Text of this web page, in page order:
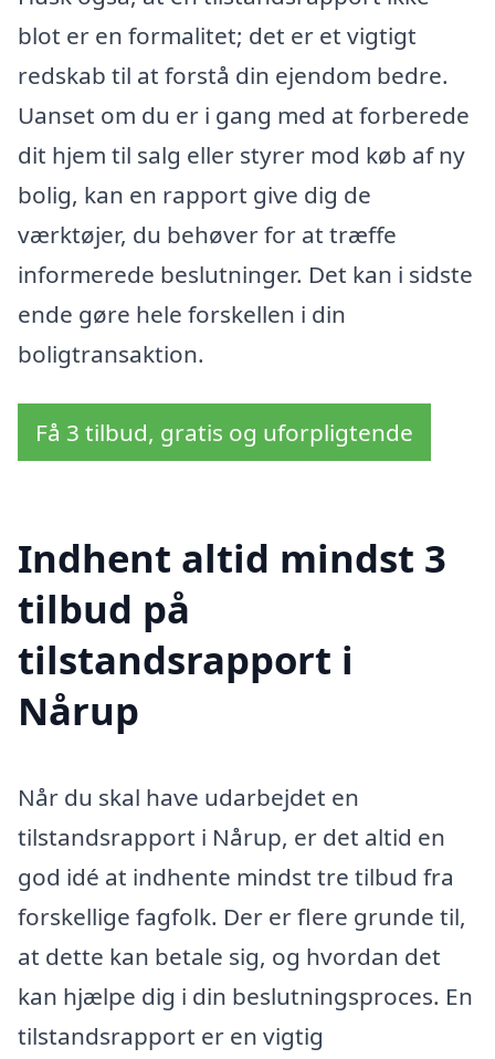
blot er en formalitet; det er et vigtigt
redskab til at forstå din ejendom bedre.
Uanset om du er i gang med at forberede
dit hjem til salg eller styrer mod køb af ny
bolig, kan en rapport give dig de
værktøjer, du behøver for at træffe
informerede beslutninger. Det kan i sidste
ende gøre hele forskellen i din
boligtransaktion.
Få 3 tilbud, gratis og uforpligtende
Indhent altid mindst 3
tilbud på
tilstandsrapport i
Nårup
Når du skal have udarbejdet en
tilstandsrapport i Nårup, er det altid en
god idé at indhente mindst tre tilbud fra
forskellige fagfolk. Der er flere grunde til,
at dette kan betale sig, og hvordan det
kan hjælpe dig i din beslutningsproces. En
tilstandsrapport er en vigtig